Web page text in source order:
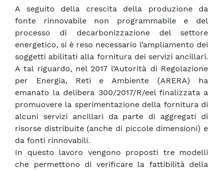
A seguito della crescita della produzione da
fonte rinnovabile non programmabile e del
processo di decarbonizzazione del settore
energetico, si è reso necessario l’ampliamento dei
soggetti abilitati alla fornitura dei servizi ancillari.
A tal riguardo, nel 2017 l’Autorità di Regolazione
per Energia, Reti e Ambiente (ARERA) ha
emanato la delibera 300/2017/R/eel finalizzata a
promuovere la sperimentazione della fornitura di
alcuni servizi ancillari da parte di aggregati di
risorse distribuite (anche di piccole dimensioni) e
da fonti rinnovabili.
In questo lavoro vengono proposti tre modelli
che permettono di verificare la fattibilità della